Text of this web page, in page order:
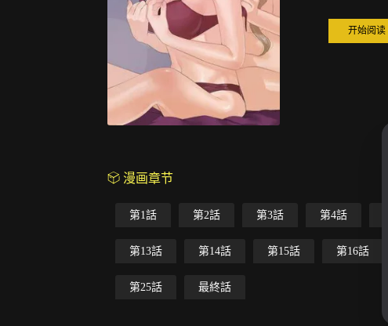
开始阅读
漫画章节
第1話 第2話 第3話 第4話
第13話 第14話 第15話 第16話
第25話 最終話